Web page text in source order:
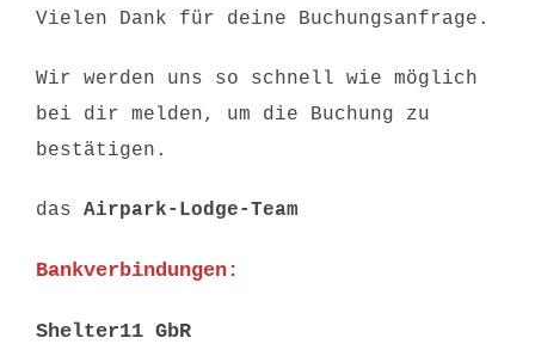
Vielen Dank für deine Buchungsanfrage.
Wir werden uns so schnell wie möglich
bei dir melden, um die Buchung zu
bestätigen.
das Airpark-Lodge-Team
Bankverbindungen:
Shelter11 GbR